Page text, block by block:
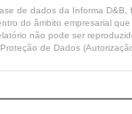
de dados da Informa
do âmbito empresarial
não pode ser
de Dados